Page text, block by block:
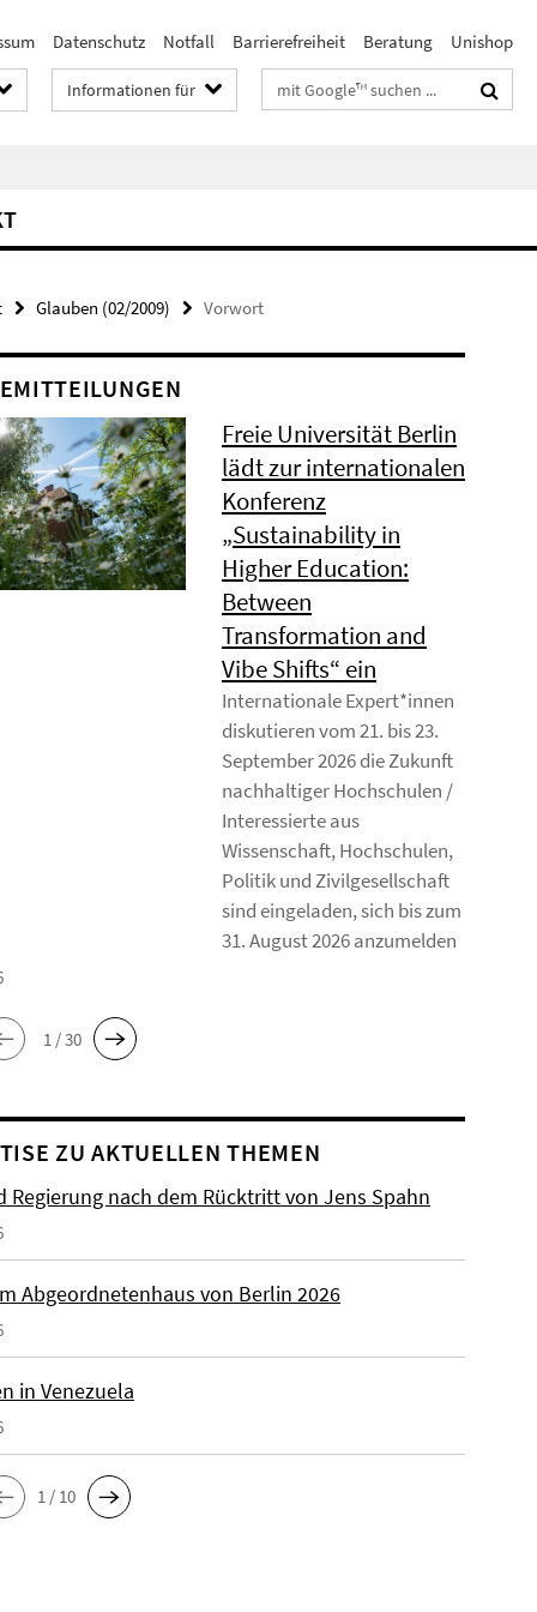
Datenschutz Notfall Barrierefreiheit Beratung Unishop
Informationen für Suchbegriffe
Glauben (02/2009) Vorwort
Freie Universität Berlin
lädt zur internationalen
Konferenz
„Sustainability in
Higher Education:
Between
Transformation and
Vibe Shifts“ ein
Internationale Expert*innen
diskutieren vom 21. bis 23.
September 2026 die Zukunft
nachhaltiger Hochschulen /
Interessierte aus
Wissenschaft, Hochschulen,
Politik und Zivilgesellschaft
sind eingeladen, sich bis zum
31. August 2026 anzumelden
1 / 30
ZU AKTUELLEN THEMEN
Regierung nach dem Rücktritt von Jens Spahn
Abgeordnetenhaus von Berlin 2026
in Venezuela
1 / 10